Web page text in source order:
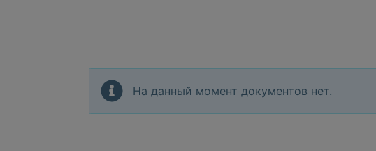
На данный момент документов нет.